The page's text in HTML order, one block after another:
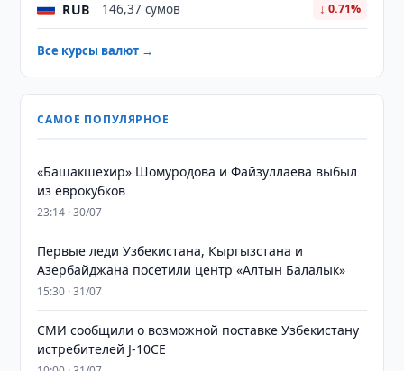
RUB 146,37 сумов ↓ 0.71%
Все курсы валют →
САМОЕ ПОПУЛЯРНОЕ
«Башакшехир» Шомуродова и Файзуллаева выбыл
из еврокубков
23:14 · 30/07
Первые леди Узбекистана, Кыргызстана и
Азербайджана посетили центр «Алтын Балалык»
15:30 · 31/07
СМИ сообщили о возможной поставке Узбекистану
истребителей J-10CE